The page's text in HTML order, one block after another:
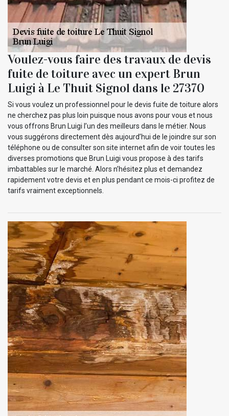
Voulez-vous faire des travaux de devis
fuite de toiture avec un expert Brun
Luigi à Le Thuit Signol dans le 27370
Si vous voulez un professionnel pour le devis fuite de toiture alors
ne cherchez pas plus loin puisque nous avons pour vous et nous
vous offrons Brun Luigi l’un des meilleurs dans le métier. Nous
vous suggérons directement dès aujourd’hui de le joindre sur son
téléphone ou de consulter son site internet afin de voir toutes les
diverses promotions que Brun Luigi vous propose à des tarifs
imbattables sur le marché. Alors n’hésitez plus et demandez
rapidement votre devis et en plus pendant ce mois-ci profitez de
tarifs vraiment exceptionnels.